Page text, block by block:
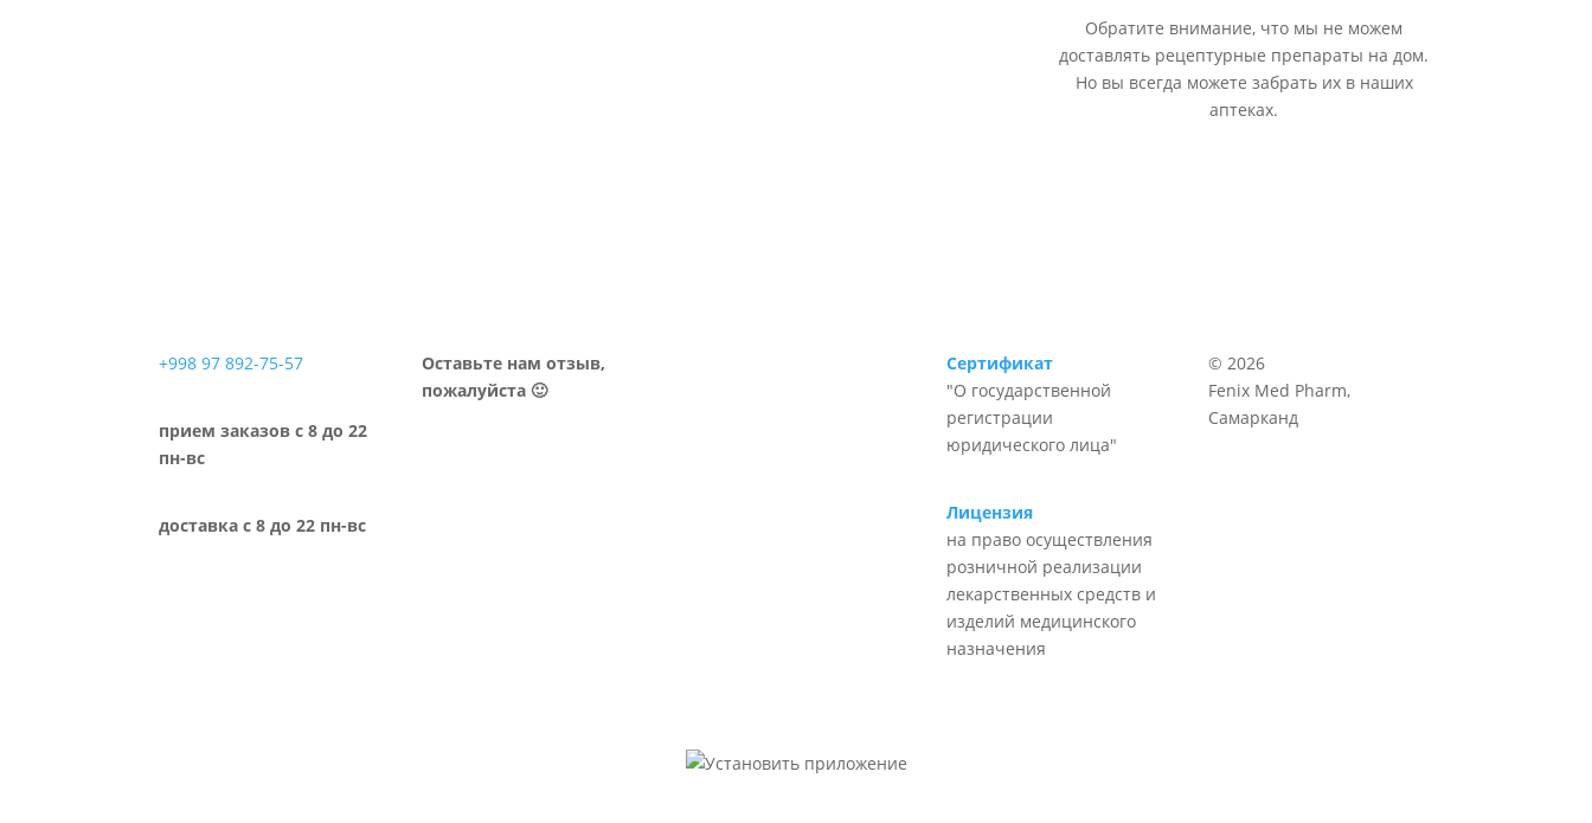
Обратите внимание, что мы не можем
доставлять рецептурные препараты на дом.
Но вы всегда можете забрать их в наших
аптеках.
+998 97 892-75-57
прием заказов с 8 до 22
пн-вс
доставка с 8 до 22 пн-вс
Оставьте нам отзыв,
пожалуйста 🙂
Сертификат
"О государственной
регистрации
юридического лица"
Лицензия
на право осуществления
розничной реализации
лекарственных средств и
изделий медицинского
назначения
© 2026
Fenix Med Pharm,
Самарканд